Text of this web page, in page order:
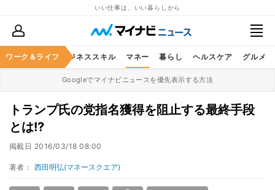
いい仕事は、いい暮らしから
ワーク＆ライフ
キャリア ビジネススキル マネー 暮らし ヘルスケア グルメ
Googleでマイナビニュースを優先表示する方法
トランプ氏の党指名獲得を阻止する最終手段
とは!?
掲載日 2016/03/18 08:00
著者： 西田明弘(マネースクエア)